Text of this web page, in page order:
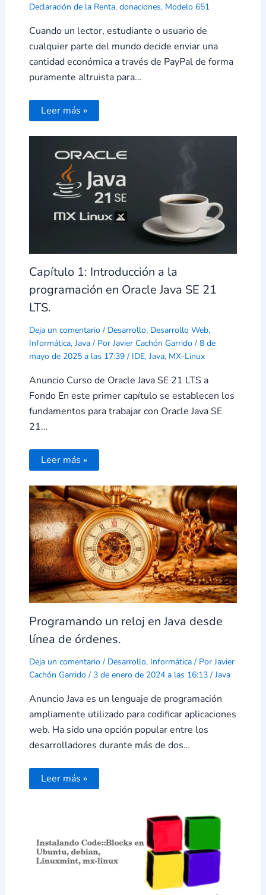
Declaración de la Renta, donaciones, Modelo 651
Cuando un lector, estudiante o usuario de
cualquier parte del mundo decide enviar una
cantidad económica a través de PayPal de forma
puramente altruista para…
Leer más »
Capítulo 1: Introducción a la
programación en Oracle Java SE 21
LTS.
Deja un comentario / Desarrollo, Desarrollo Web,
Informática, Java/ Por Javier Cachón Garrido / 8 de
mayo de 2025 a las 17:39 / IDE, Java, MX-Linux
Anuncio Curso de Oracle Java SE 21 LTS a
Fondo En este primer capítulo se establecen los
fundamentos para trabajar con Oracle Java SE
21…
Leer más »
Programando un reloj en Java desde
línea de órdenes.
Deja un comentario / Desarrollo, Informática/ Por Javier
Cachón Garrido / 3 de enero de 2024 a las 16:13 / Java
Anuncio Java es un lenguaje de programación
ampliamente utilizado para codificar aplicaciones
web. Ha sido una opción popular entre los
desarrolladores durante más de dos…
Leer más »